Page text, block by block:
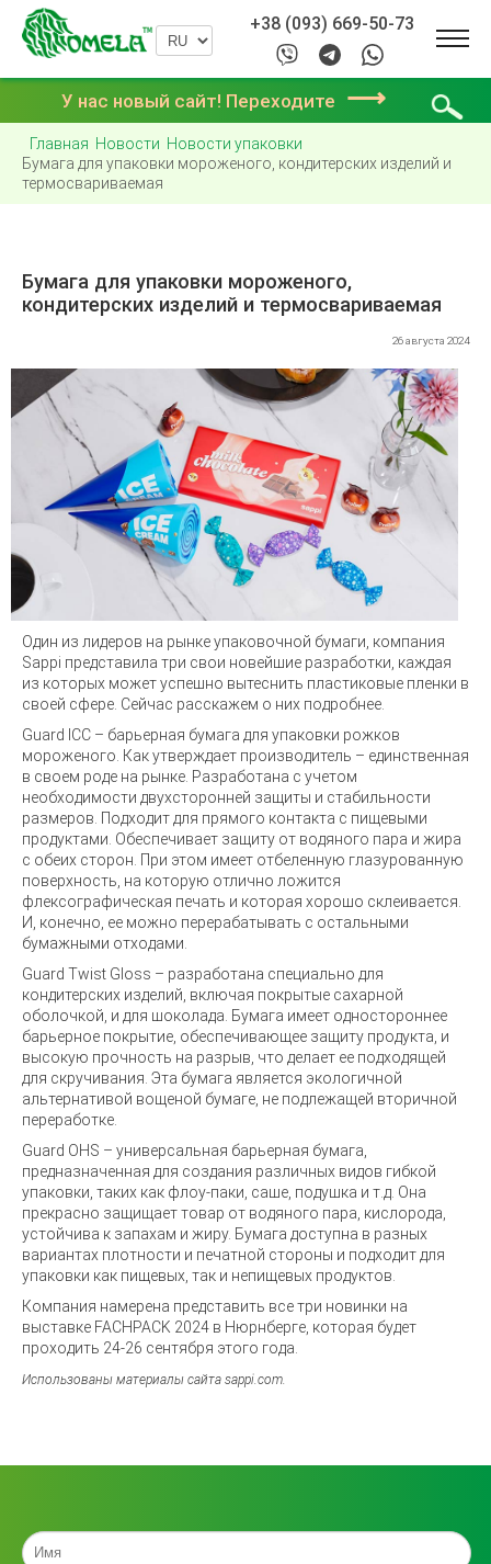
+38 (093) 669-50-73
У нас новый сайт! Переходите ⟶
Главная Новости Новости упаковки
Бумага для упаковки мороженого, кондитерских изделий и
термосвариваемая
Бумага для упаковки мороженого,
кондитерских изделий и термосвариваемая
26 августа 2024
Один из лидеров на рынке упаковочной бумаги, компания
Sappi представила три свои новейшие разработки, каждая
из которых может успешно вытеснить пластиковые пленки в
своей сфере. Сейчас расскажем о них подробнее.
Guard ICC – барьерная бумага для упаковки рожков
мороженого. Как утверждает производитель – единственная
в своем роде на рынке. Разработана с учетом
необходимости двухсторонней защиты и стабильности
размеров. Подходит для прямого контакта с пищевыми
продуктами. Обеспечивает защиту от водяного пара и жира
с обеих сторон. При этом имеет отбеленную глазурованную
поверхность, на которую отлично ложится
флексографическая печать и которая хорошо склеивается.
И, конечно, ее можно перерабатывать с остальными
бумажными отходами.
Guard Twist Gloss – разработана специально для
кондитерских изделий, включая покрытые сахарной
оболочкой, и для шоколада. Бумага имеет одностороннее
барьерное покрытие, обеспечивающее защиту продукта, и
высокую прочность на разрыв, что делает ее подходящей
для скручивания. Эта бумага является экологичной
альтернативой вощеной бумаге, не подлежащей вторичной
переработке.
Guard OHS – универсальная барьерная бумага,
предназначенная для создания различных видов гибкой
упаковки, таких как флоу-паки, саше, подушка и т.д. Она
прекрасно защищает товар от водяного пара, кислорода,
устойчива к запахам и жиру. Бумага доступна в разных
вариантах плотности и печатной стороны и подходит для
упаковки как пищевых, так и непищевых продуктов.
Компания намерена представить все три новинки на
выставке FACHPACK 2024 в Нюрнберге, которая будет
проходить 24-26 сентября этого года.
Использованы материалы сайта sappi.com.